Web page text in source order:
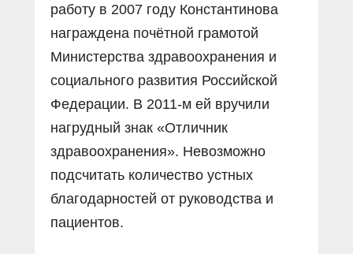
работу в 2007 году Константинова
награждена почётной грамотой
Министерства здравоохранения и
социального развития Российской
Федерации. В 2011-м ей вручили
нагрудный знак «Отличник
здравоохранения». Невозможно
подсчитать количество устных
благодарностей от руководства и
пациентов.